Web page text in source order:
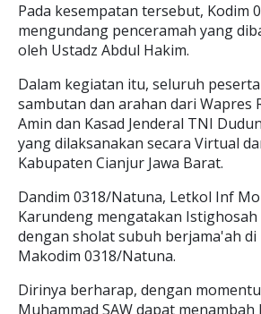
Pada kesempatan tersebut, Kodim
mengundang penceramah yang
oleh Ustadz Abdul Hakim.
Dalam kegiatan itu, seluruh
sambutan dan arahan dari Wapres
Amin dan Kasad Jenderal TNI
yang dilaksanakan secara Virtual
Kabupaten Cianjur Jawa Barat.
Dandim 0318/Natuna, Letkol Inf
Karundeng mengatakan
dengan sholat subuh berjama'ah
Makodim 0318/Natuna.
Dirinya berharap, dengan
Muhammad SAW dapat